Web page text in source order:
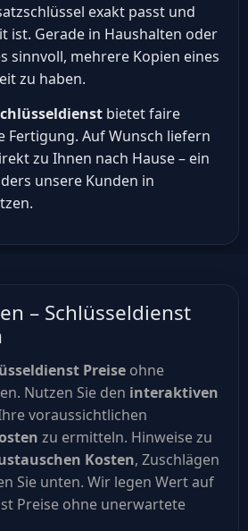
exakt passt und
ist. Gerade in Haushalten oder
sinnvoll, mehrere Kopien eines
zu haben.
bietet faire
Fertigung. Auf Wunsch liefern
zu Ihnen nach Hause – ein
unsere Kunden in
– Schlüsseldienst
Preise ohne
Nutzen Sie den interaktiven
voraussichtlichen
zu ermitteln. Hinweise zu
Kosten, Zuschlägen
Sie unten. Wir legen Wert auf
Preise ohne unerwartete